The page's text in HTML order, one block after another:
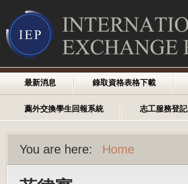
最新消息 錄取資格表格下載
薦外交換學生回報系統 志工服務登記
You are here: Home